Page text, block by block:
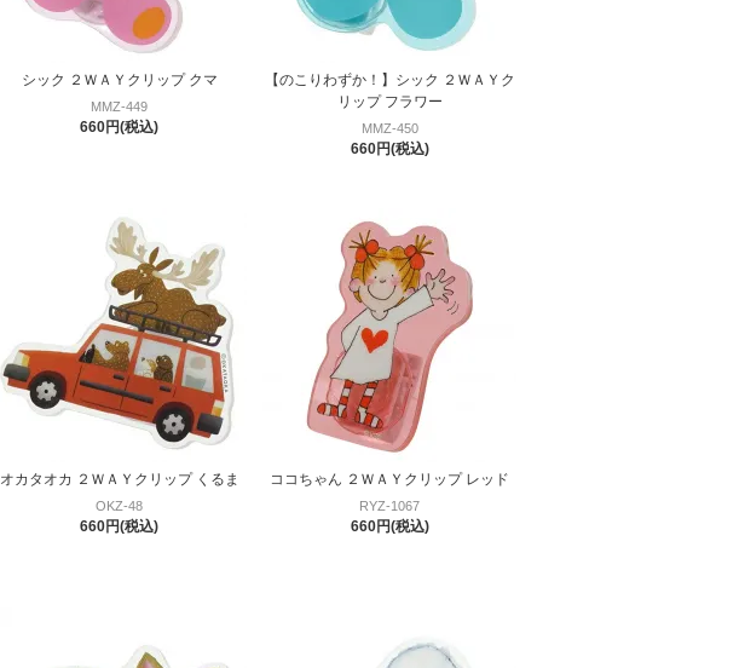
シック ２ＷＡＹクリップ クマ
MMZ-449
660円(税込)
【のこりわずか！】シック ２ＷＡＹク
リップ フラワー
MMZ-450
660円(税込)
オカタオカ ２ＷＡＹクリップ くるま
OKZ-48
660円(税込)
ココちゃん ２ＷＡＹクリップ レッド
RYZ-1067
660円(税込)